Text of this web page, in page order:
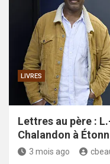
LIVRES
Lettres au père :
Chalandon à
3 mois ago